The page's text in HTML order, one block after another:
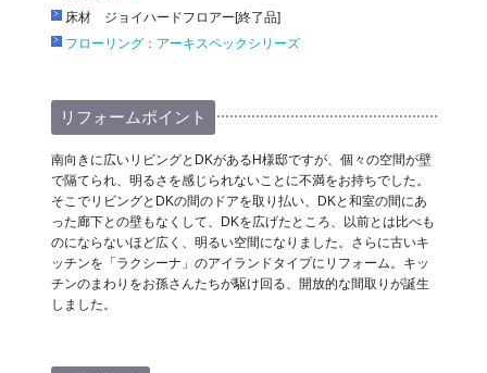
床材 ジョイハードフロアー[終了品]
フローリング：アーキスペックシリーズ
リフォームポイント
南向きに広いリビングとDKがあるH様邸ですが、個々の空間が壁
で隔てられ、明るさを感じられないことに不満をお持ちでした。
そこでリビングとDKの間のドアを取り払い、DKと和室の間にあ
った廊下との壁もなくして、DKを広げたところ、以前とは比べも
のにならないほど広く、明るい空間になりました。さらに古いキ
ッチンを「ラクシーナ」のアイランドタイプにリフォーム。キッ
チンのまわりをお孫さんたちが駆け回る、開放的な間取りが誕生
しました。